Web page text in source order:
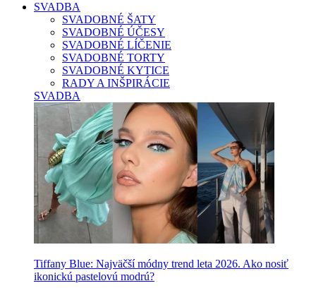
SVADBA
SVADOBNÉ ŠATY
SVADOBNÉ ÚČESY
SVADOBNÉ LÍČENIE
SVADOBNÉ TORTY
SVADOBNÉ KYTICE
RADY A INŠPIRÁCIE
SVADBA
Tiffany Blue: Najväčší módny trend leta 2026. Ako nosiť
ikonickú pastelovú modrú?